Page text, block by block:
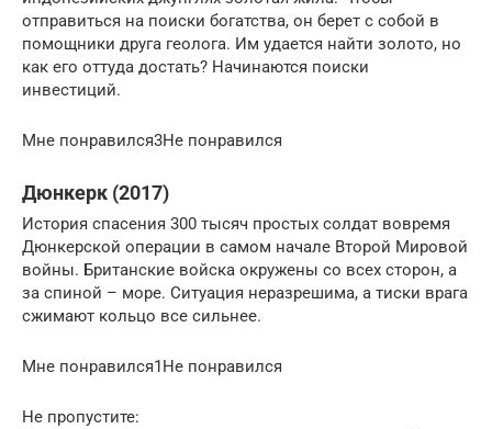
отправиться на поиски богатства, он берет с собой в
помощники друга геолога. Им удается найти золото, но
как его оттуда достать? Начинаются поиски
инвестиций.
Мне понравился3Не понравился
Дюнкерк (2017)
История спасения 300 тысяч простых солдат вовремя
Дюнкерской операции в самом начале Второй Мировой
войны. Британские войска окружены со всех сторон, а
за спиной – море. Ситуация неразрешима, а тиски врага
сжимают кольцо все сильнее.
Мне понравился1Не понравился
Не пропустите: